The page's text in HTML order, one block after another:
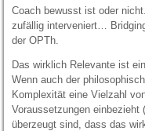
Coach bewusst ist oder
zufällig interveniert…
der OPTh.
Das wirklich Relevante ist
Wenn auch der
Komplexität eine Vielzahl
Voraussetzungen
überzeugt sind, dass das